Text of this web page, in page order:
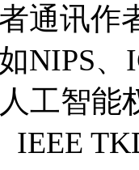
通讯作
NIPS
工智能
IEEE